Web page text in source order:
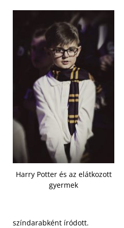
Harry Potter és az elátkozott
gyermek
színdarabként íródott.